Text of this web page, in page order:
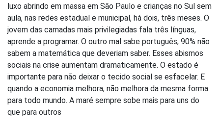
luxo abrindo em massa em São Paulo e crianças no Sul sem
aula, nas redes estadual e municipal, há dois, três meses. O
jovem das camadas mais privilegiadas fala três línguas,
aprende a programar. O outro mal sabe português, 90% não
sabem a matemática que deveriam saber. Esses abismos
sociais na crise aumentam dramaticamente. O estado é
importante para não deixar o tecido social se esfacelar. E
quando a economia melhora, não melhora da mesma forma
para todo mundo. A maré sempre sobe mais para uns do
que para outros